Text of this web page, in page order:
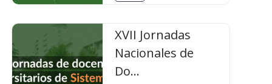
XVII Jornadas
Nacionales de
Do...